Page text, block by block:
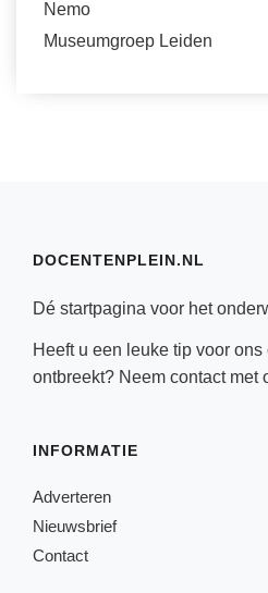
Nemo
Museumgroep Leiden
DOCENTENPLEIN.NL
Dé startpagina voor het
Heeft u een leuke tip voor
ontbreekt? Neem contactmet
INFORMATIE
Adverteren
Nieuwsbrief
Contact